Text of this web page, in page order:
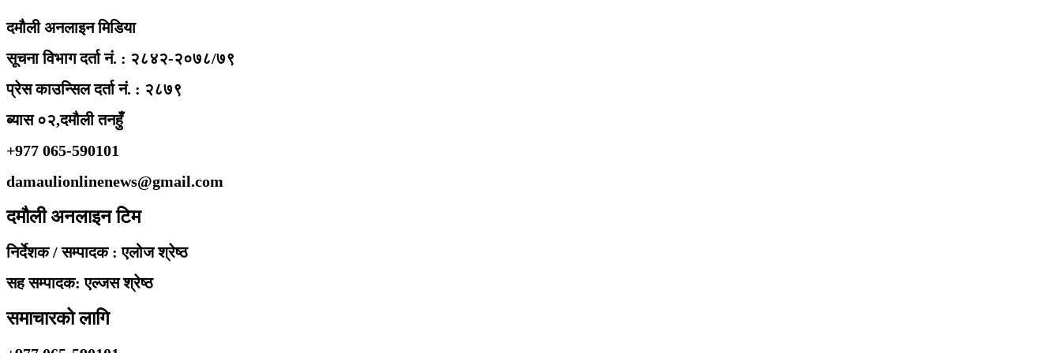
दमौली अनलाइन मिडिया
सूचना विभाग दर्ता नं. : २८४२-२०७८/७९
प्रेस काउन्सिल दर्ता नं. : २८७९
ब्यास ०२,दमौली तनहुँ
+977 065-590101
damaulionlinenews@gmail.com
दमौली अनलाइन टिम
निर्देशक / सम्पादक : एलोज श्रेष्ठ
सह सम्पादक: एल्जस श्रेष्ठ
समाचारको लागि